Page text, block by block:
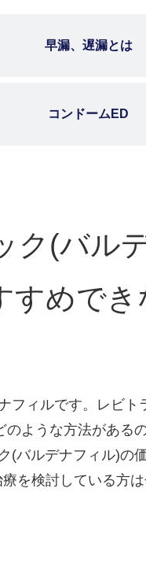
早漏、遅漏とは
コンドームED
ク(バル
すめでき
フィルです。レビト
ような方法がある
(バルデナフィル)の
を検討している方